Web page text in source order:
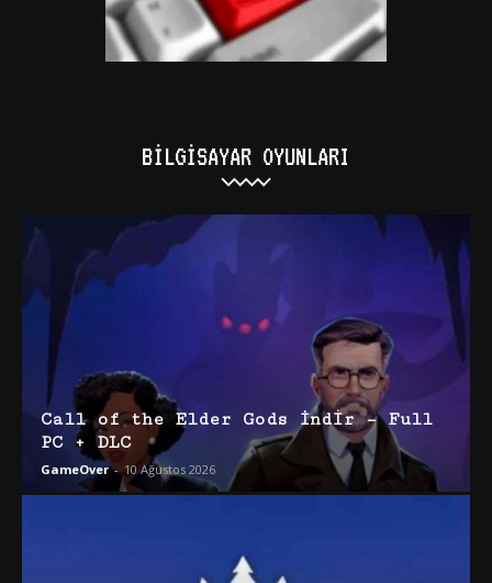
BILGISAYAR OYUNLARI
Call of the Elder Gods İndir – Full
PC + DLC
GameOver - 10 Ağustos 2026